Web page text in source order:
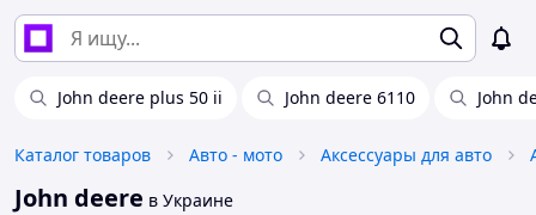
John deere plus 50 ii John deere 6110 John
Каталог товаров Авто - мото Аксессуары для авто
John deere в Украине